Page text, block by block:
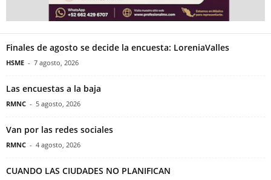
Finales de agosto se decide la encuesta: LoreniaValles
HSME - 7 agosto, 2026
Las encuestas a la baja
RMNC - 5 agosto, 2026
Van por las redes sociales
RMNC - 4 agosto, 2026
CUANDO LAS CIUDADES NO PLANIFICAN